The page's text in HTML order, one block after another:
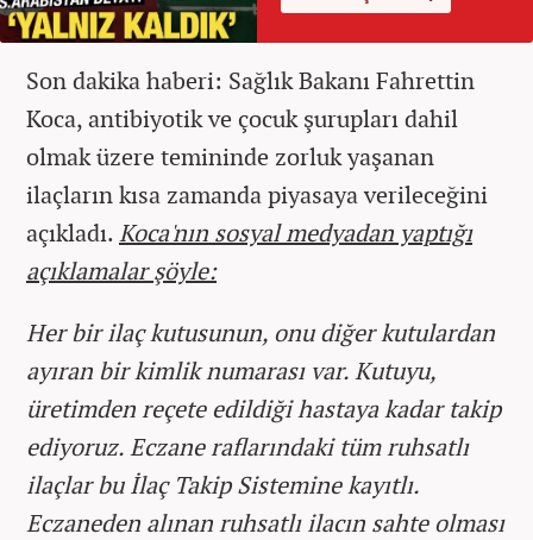
Son dakika haberi: Sağlık Bakanı Fahrettin
Koca, antibiyotik ve çocuk şurupları dahil
olmak üzere temininde zorluk yaşanan
ilaçların kısa zamanda piyasaya verileceğini
açıkladı.Koca'nın sosyal medyadan yaptığı
açıklamalar şöyle:
Her bir ilaç kutusunun, onu diğer kutulardan
ayıran bir kimlik numarası var. Kutuyu,
üretimden reçete edildiği hastaya kadar takip
ediyoruz. Eczane raflarındaki tüm ruhsatlı
ilaçlar bu İlaç Takip Sistemine kayıtlı.
Eczaneden alınan ruhsatlı ilacın sahte olması